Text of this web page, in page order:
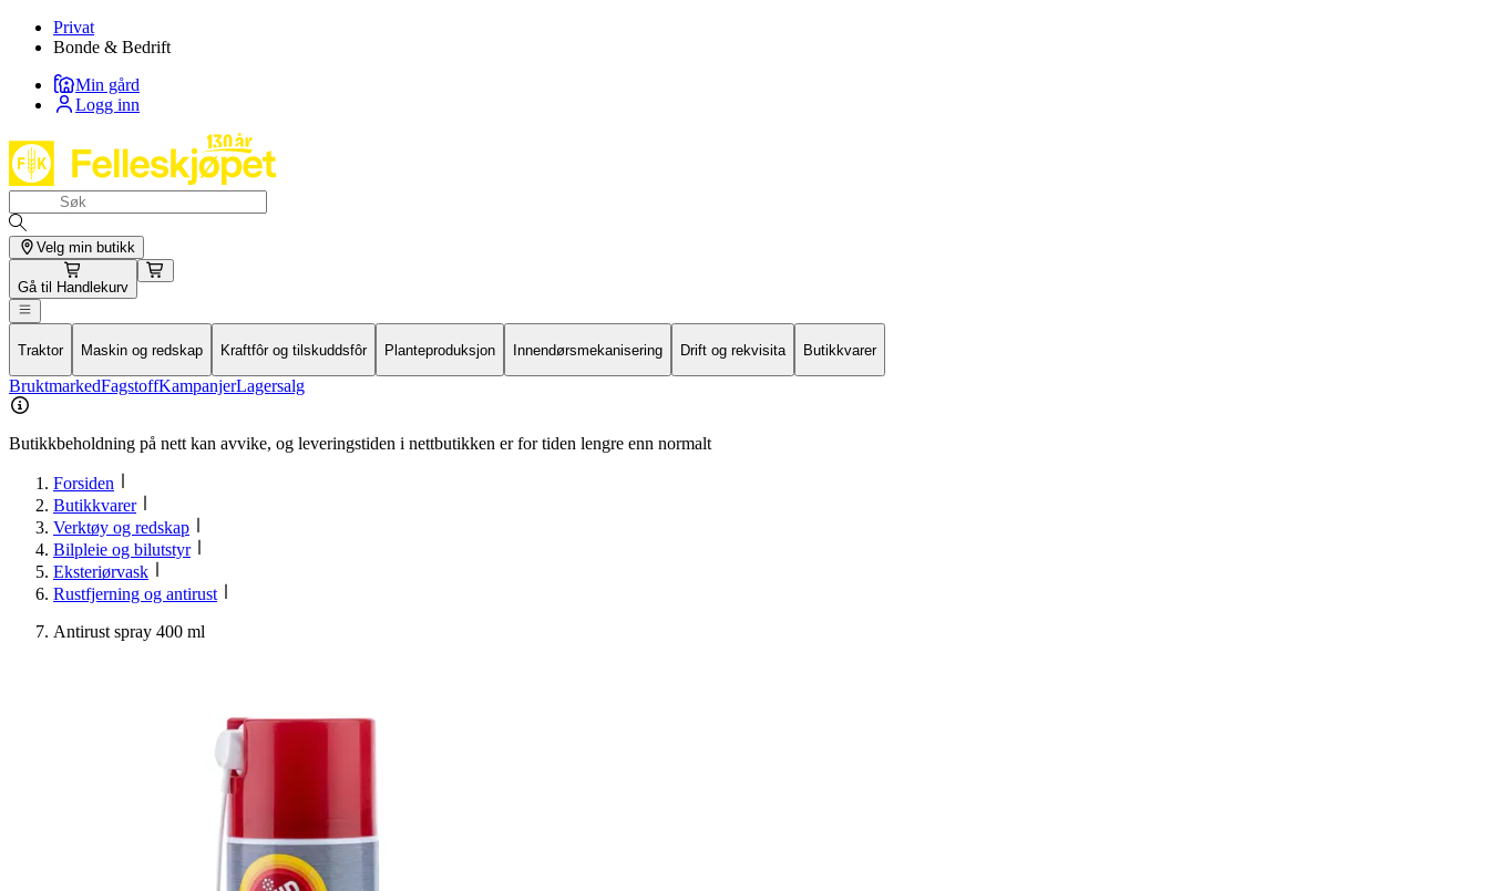
Privat
Bonde & Bedrift
Min gård
Logg inn
Velg min butikk
Gå til Handlekurv
Traktor Maskin og redskap Kraftfôr og tilskuddsfôr Planteproduksjon Innendørsmekanisering Drift og rekvisita Butikkvarer
BruktmarkedFagstoffKampanjerLagersalg
Butikkbeholdning på nett kan avvike, og leveringstiden i nettbutikken er for tiden lengre enn normalt
Forsiden
Butikkvarer
Verktøy og redskap
Bilpleie og bilutstyr
Eksteriørvask
Rustfjerning og antirust
Antirust spray 400 ml